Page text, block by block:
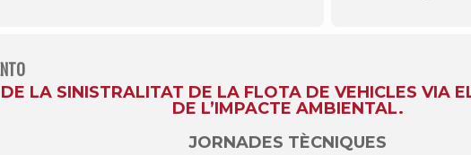
LA SINISTRALITAT DE LA FLOTA DE VEHICLES VIA
DE L’IMPACTE AMBIENTAL.
JORNADES TÈCNIQUES